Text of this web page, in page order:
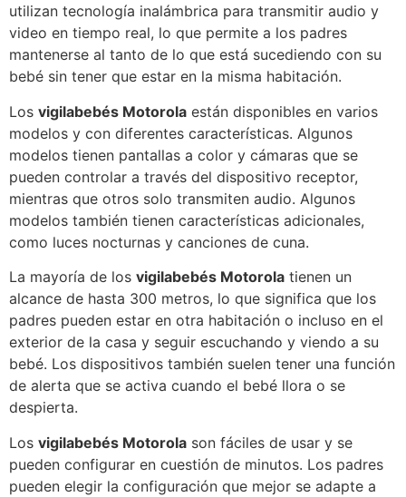
utilizan tecnología inalámbrica para transmitir audio y
video en tiempo real, lo que permite a los padres
mantenerse al tanto de lo que está sucediendo con su
bebé sin tener que estar en la misma habitación.
Los vigilabebés Motorola están disponibles en varios
modelos y con diferentes características. Algunos
modelos tienen pantallas a color y cámaras que se
pueden controlar a través del dispositivo receptor,
mientras que otros solo transmiten audio. Algunos
modelos también tienen características adicionales,
como luces nocturnas y canciones de cuna.
La mayoría de los vigilabebés Motorola tienen un
alcance de hasta 300 metros, lo que significa que los
padres pueden estar en otra habitación o incluso en el
exterior de la casa y seguir escuchando y viendo a su
bebé. Los dispositivos también suelen tener una función
de alerta que se activa cuando el bebé llora o se
despierta.
Los vigilabebés Motorola son fáciles de usar y se
pueden configurar en cuestión de minutos. Los padres
pueden elegir la configuración que mejor se adapte a